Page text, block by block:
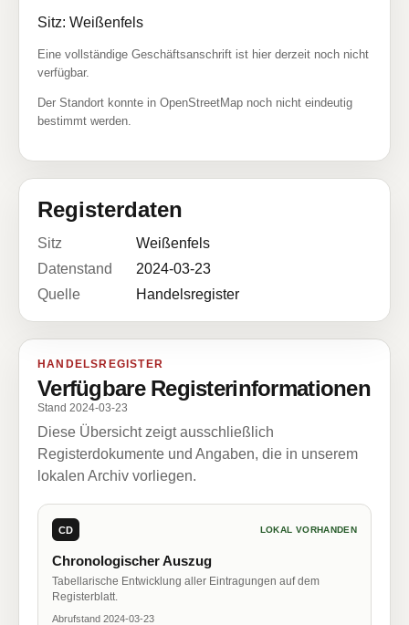
Sitz: Weißenfels
Eine vollständige Geschäftsanschrift ist hier derzeit noch nicht
verfügbar.
Der Standort konnte in OpenStreetMap noch nicht eindeutig
bestimmt werden.
Registerdaten
Sitz
Weißenfels
Datenstand
2024-03-23
Quelle
Handelsregister
HANDELSREGISTER
Verfügbare Registerinformationen
Stand 2024-03-23
Diese Übersicht zeigt ausschließlich
Registerdokumente und Angaben, die in unserem
lokalen Archiv vorliegen.
CD LOKAL VORHANDEN
Chronologischer Auszug
Tabellarische Entwicklung aller Eintragungen auf dem
Registerblatt.
Abrufstand 2024-03-23